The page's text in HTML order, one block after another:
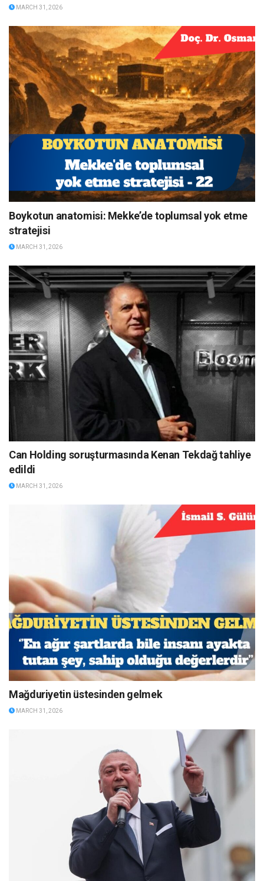
MARCH 31, 2026
Boykotun anatomisi: Mekke’de toplumsal yok etme
stratejisi
MARCH 31, 2026
Can Holding soruşturmasında Kenan Tekdağ tahliye
edildi
MARCH 31, 2026
Mağduriyetin üstesinden gelmek
MARCH 31, 2026